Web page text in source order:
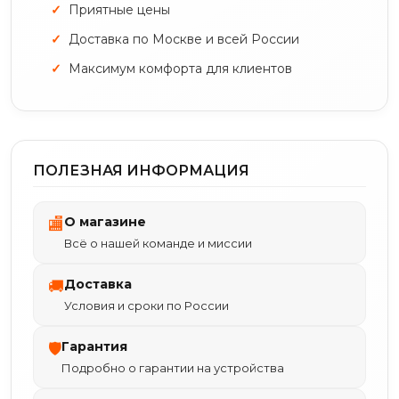
Приятные цены
Доставка по Москве и всей России
Максимум комфорта для клиентов
ПОЛЕЗНАЯ ИНФОРМАЦИЯ
🏬О магазине
Всё о нашей команде и миссии
🚚Доставка
Условия и сроки по России
🛡Гарантия
Подробно о гарантии на устройства